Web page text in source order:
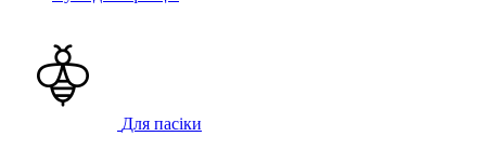
Для пасіки